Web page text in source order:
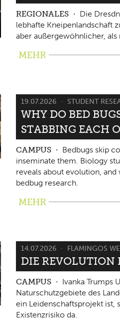
REGIONALES
Die
lebhafte Kneipenlandschaft
aber außergewöhnlicher, als
MEHR
19.07.2026 STUDENT
WHY DO BED
STABBING EACH
CAMPUS
Bedbugs skip
inseminate them. Biology
reveals about evolution,
bedbug research.
MEHR
14.07.2026 FLAMINGOS
DIE REVOLUTION
CAMPUS
Ivanka Trumps
Naturschutzgebiete des
ein Leidenschaftsprojekt ist,
Existenzrisiko da.